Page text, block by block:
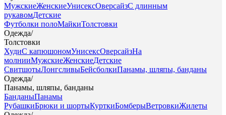
МужскиеЖенскиеУнисексОверсайзС длинным
рукавомДетские
Футболки полоМайкиТолстовки
Одежда/
Толстовки
ХудиС капюшономУнисексОверсайзНа
молнииМужскиеЖенскиеДетские
СвитшотыЛонгсливыБейсболкиПанамы, шляпы, банданы
Одежда/
Панамы, шляпы, банданы
БанданыПанамы
РубашкиБрюки и шортыКурткиБомберыВетровкиЖилеты